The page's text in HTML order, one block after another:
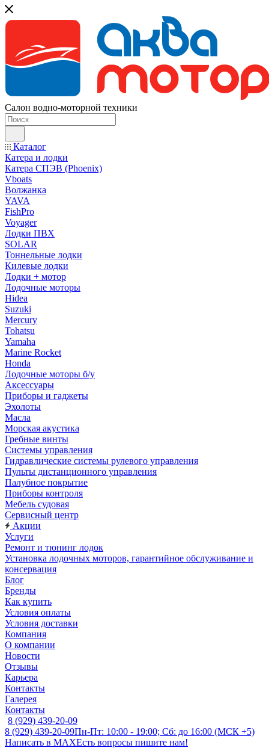
Салон водно-моторной техники
Каталог
Катера и лодки
Катера СПЭВ (Phoenix)
Vboats
Волжанка
YAVA
FishPro
Voyager
Лодки ПВХ
SOLAR
Тоннельные лодки
Килевые лодки
Лодки + мотор
Лодочные моторы
Hidea
Suzuki
Mercury
Tohatsu
Yamaha
Marine Rocket
Honda
Лодочные моторы б/у
Аксессуары
Приборы и гаджеты
Эхолоты
Масла
Морская акустика
Гребные винты
Системы управления
Гидравлические системы рулевого управления
Пульты дистанционного управления
Палубное покрытие
Приборы контроля
Мебель судовая
Сервисный центр
Акции
Услуги
Ремонт и тюнинг лодок
Установка лодочных моторов, гарантийное обслуживание и
консервация
Блог
Бренды
Как купить
Условия оплаты
Условия доставки
Компания
О компании
Новости
Отзывы
Карьера
Контакты
Галерея
Контакты
8 (929) 439-20-09
8 (929) 439-20-09Пн-Пт: 10:00 - 19:00; Сб: до 16:00 (МСК +5)
Написать в MAXЕсть вопросы пишите нам!